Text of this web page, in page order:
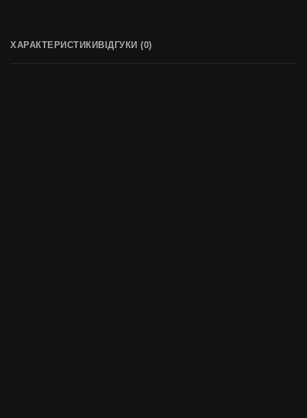
ХАРАКТЕРИСТИКИ ВІДГУКИ (0)